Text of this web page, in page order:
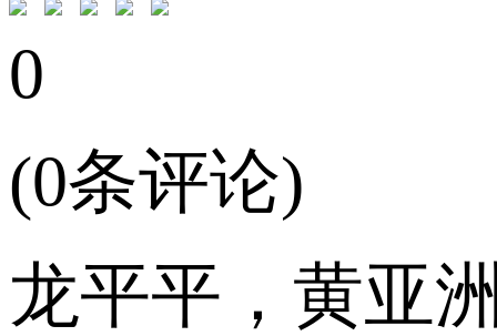
0
(0条评论)
龙平平，黄亚